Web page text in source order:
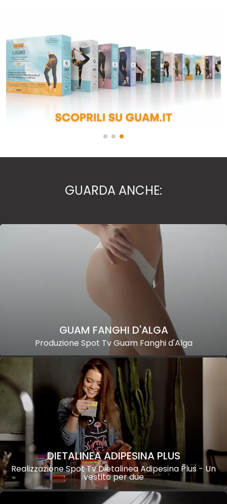
GUARDA ANCHE:
GUAM FANGHI D'ALGA
Produzione Spot Tv Guam Fanghi d'Alga
DIETALINEA ADIPESINA PLUS
Realizzazione Spot Tv Dietalinea Adipesina Plus - Un
vestito per due